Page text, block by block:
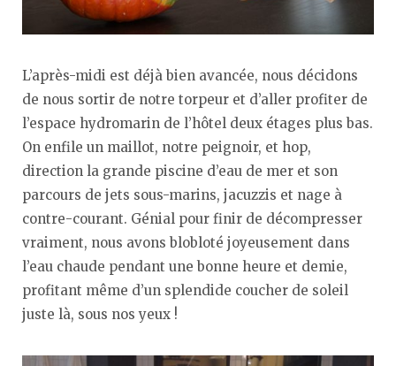
L’après-midi est déjà bien avancée, nous décidons
de nous sortir de notre torpeur et d’aller profiter de
l’espace hydromarin de l’hôtel deux étages plus bas.
On enfile un maillot, notre peignoir, et hop,
direction la grande piscine d’eau de mer et son
parcours de jets sous-marins, jacuzzis et nage à
contre-courant. Génial pour finir de décompresser
vraiment, nous avons blobloté joyeusement dans
l’eau chaude pendant une bonne heure et demie,
profitant même d’un splendide coucher de soleil
juste là, sous nos yeux !